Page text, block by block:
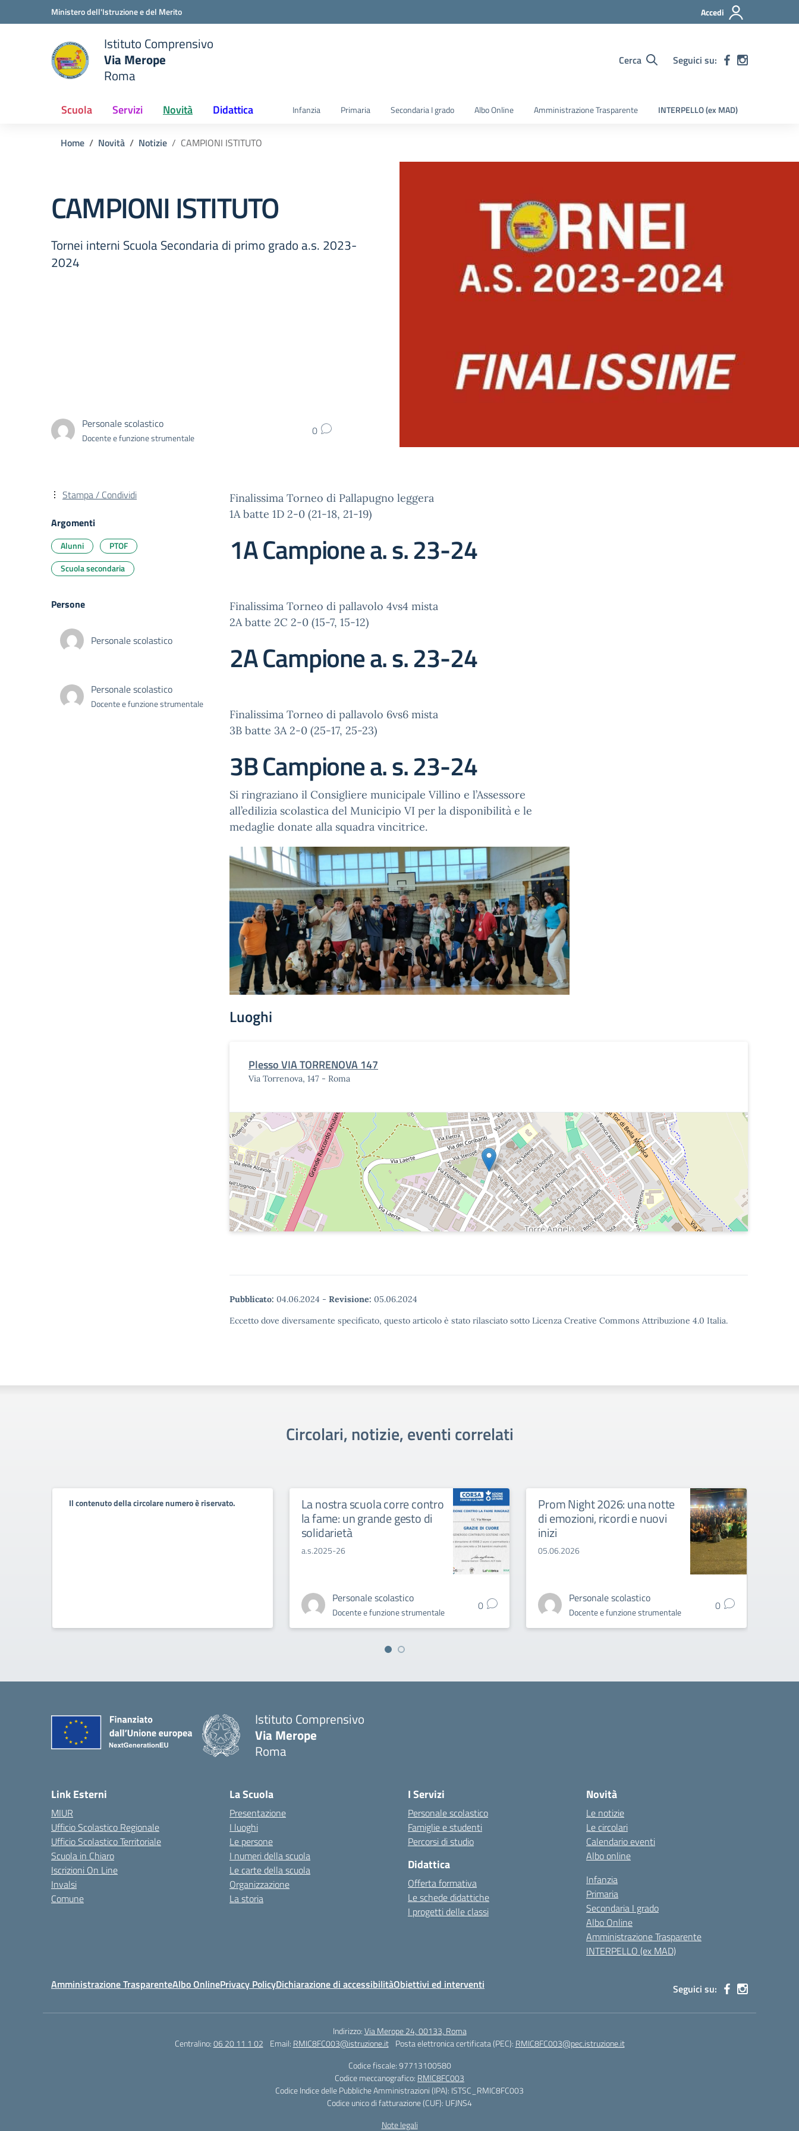
Vai ai contenuti
Vai al menu di navigazioneMinistero dell'Istruzione e del Merito Accedi
scuola
Istituto Comprensivo
Via Merope
Roma
Cerca Seguici su:
Scuola Servizi Novità Didattica Infanzia Primaria Secondaria I grado Albo Online Amministrazione Trasparente INTERPELLO (ex MAD)
Home Novità Notizie CAMPIONI ISTITUTO
CAMPIONI ISTITUTO
Tornei interni Scuola Secondaria di primo grado a.s. 2023-
2024
Personale scolastico
Docente e funzione strumentale 0
Finalissima Torneo di Pallapugno leggera
1A batte 1D 2-0 (21-18, 21-19)
1A Campione a. s. 23-24
Finalissima Torneo di pallavolo 4vs4 mista
2A batte 2C 2-0 (15-7, 15-12)
2A Campione a. s. 23-24
Finalissima Torneo di pallavolo 6vs6 mista
3B batte 3A 2-0 (25-17, 25-23)
3B Campione a. s. 23-24
Si ringraziano il Consigliere municipale Villino e l’Assessore
all’edilizia scolastica del Municipio VI per la disponibilità e le
medaglie donate alla squadra vincitrice.
Luoghi
Plesso VIA TORRENOVA 147
Via Torrenova, 147 - Roma
Pubblicato: 04.06.2024 - Revisione: 05.06.2024
Eccetto dove diversamente specificato, questo articolo è stato rilasciato sotto Licenza Creative Commons Attribuzione 4.0 Italia.
Stampa / Condividi
Argomenti
Alunni
PTOF
Scuola secondaria
Persone
Personale scolastico
Personale scolastico
Docente e funzione strumentale
Circolari, notizie, eventi correlati
Il contenuto della circolare numero è riservato. La nostra scuola corre contro
la fame: un grande gesto di
solidarietà
a.s.2025-26
Personale scolastico
Docente e funzione strumentale 0
Prom Night 2026: una notte
di emozioni, ricordi e nuovi
inizi
05.06.2026
Personale scolastico
Docente e funzione strumentale 0
Istituto Comprensivo
Via Merope
Roma
Link Esterni
MIUR
Ufficio Scolastico Regionale
Ufficio Scolastico Territoriale
Scuola in Chiaro
Iscrizioni On Line
Invalsi
Comune
La Scuola
Presentazione
I luoghi
Le persone
I numeri della scuola
Le carte della scuola
Organizzazione
La storia
I Servizi
Personale scolastico
Famiglie e studenti
Percorsi di studio
Didattica
Offerta formativa
Le schede didattiche
I progetti delle classi
Novità
Le notizie
Le circolari
Calendario eventi
Albo online
Infanzia
Primaria
Secondaria I grado
Albo Online
Amministrazione Trasparente
INTERPELLO (ex MAD)
Amministrazione TrasparenteAlbo OnlinePrivacy PolicyDichiarazione di accessibilitàObiettivi ed interventi Seguici su:
Indirizzo:Via Merope 24, 00133, Roma
Centralino:06 20 11 1 02 Email: RMIC8FC003@istruzione.it Posta elettronica certificata (PEC): RMIC8FC003@pec.istruzione.it
Codice fiscale: 97713100580
Codice meccanografico: RMIC8FC003
Codice Indice delle Pubbliche Amministrazioni (IPA): ISTSC_RMIC8FC003
Codice unico di fatturazione (CUF): UFJNS4
Note legali